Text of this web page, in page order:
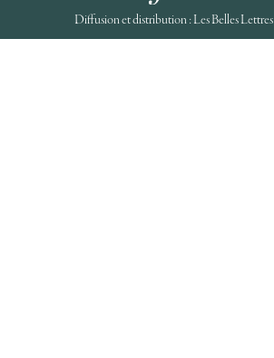
Diffusion et distribution : Les Belles Lettres